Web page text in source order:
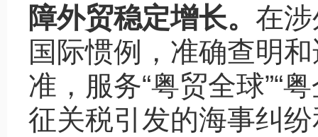
障外贸稳定增长。 在
国际惯例，准确查明
准，服务“粤贸全球”“
征关税引发的海事纠